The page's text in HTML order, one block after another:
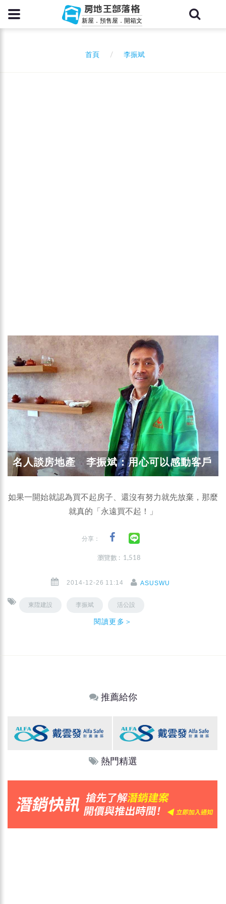
房地王部落格
新屋．預售屋．開箱文
首頁 李振斌
名人談房地產 李振斌：用心可以感動客戶
如果一開始就認為買不起房子、還沒有努力就先放棄，那麼
就真的「永遠買不起！」
分享：
瀏覽數 : 1,518
2014-12-26 11:14 ASUSWU
東陞建設 李振斌 活公設
閱讀更多＞
推薦給你
熱門精選